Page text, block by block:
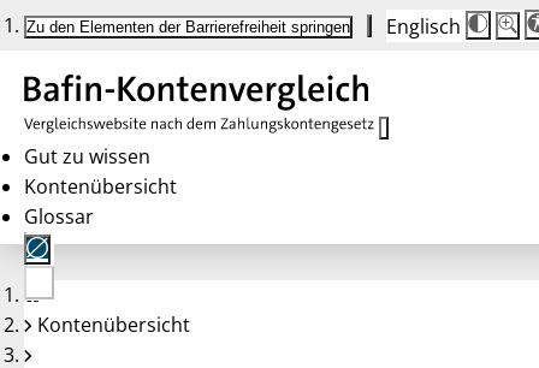
Zu den Elementen der Barrierefreiheit springen Englisch
Die
100%
Gut zu wissen
Kontenübersicht
Glossar
Keine
Konten
Kontenübersicht